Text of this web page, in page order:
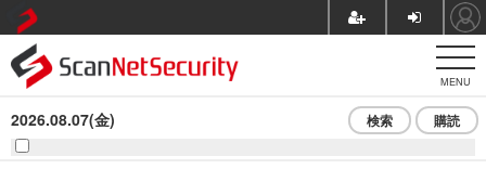
MENU
2026.08.07(金) 検索 購読